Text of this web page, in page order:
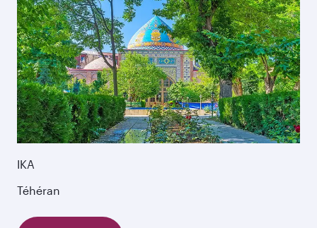
IKA
Téhéran